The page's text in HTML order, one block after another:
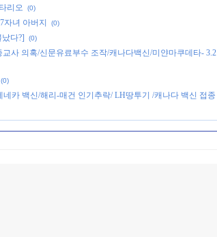
리오 (0)
자녀 아버지 (0)
다?] (0)
사 의혹/신문유료부수 조작/캐나다백신/미얀마쿠데타- 3.2
(0)
카 백신/해리-매건 인기추락/ LH땅투기 /캐나다 백신 접종